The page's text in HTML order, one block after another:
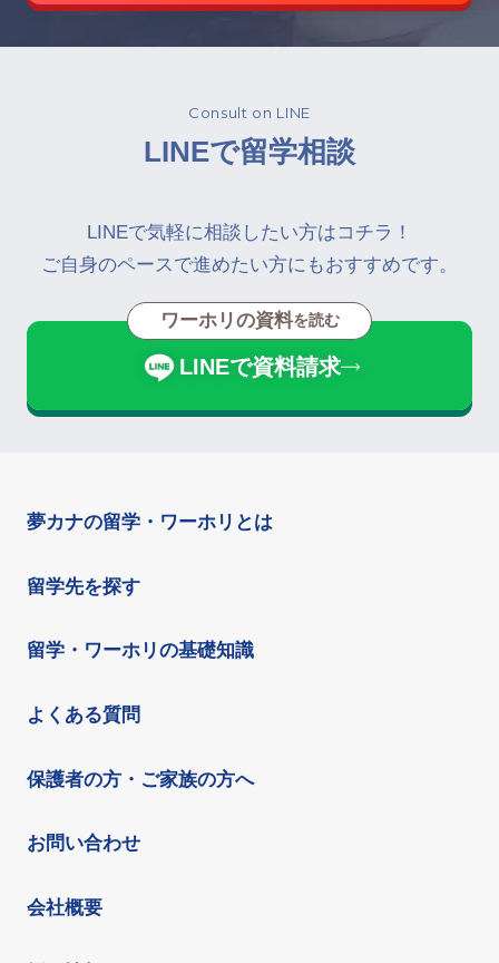
Consult on LINE
LINEで留学相談
LINEで気軽に相談したい方はコチラ！
ご自身のペースで進めたい方にもおすすめです。
ワーホリの資料を読む
LINEで資料請求
夢カナの留学・ワーホリとは
留学先を探す
留学・ワーホリの基礎知識
よくある質問
保護者の方・ご家族の方へ
お問い合わせ
会社概要